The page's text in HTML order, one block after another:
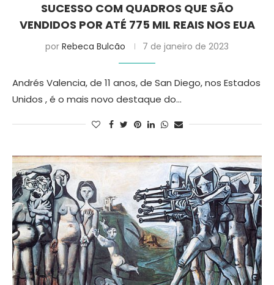
SUCESSO COM QUADROS QUE SÃO
VENDIDOS POR ATÉ 775 MIL REAIS NOS EUA
por Rebeca Bulcão 7 de janeiro de 2023
Andrés Valencia, de 11 anos, de San Diego, nos Estados
Unidos , é o mais novo destaque do…